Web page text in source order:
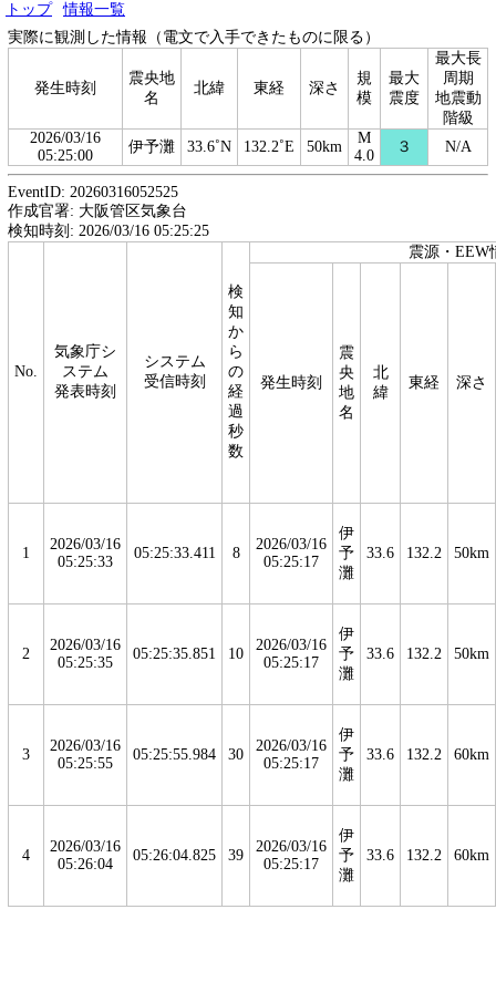
トップ
情報一覧
実際に観測した情報（電文で入手できたものに限る）
発生時刻
震央地
名
北緯 東経 深さ
規
模
最大
震度
最大長
周期
地震動
階級
2026/03/16
05:25:00
伊予灘 33.6˚N 132.2˚E 50km
M
4.0
３ N/A
EventID: 20260316052525
作成官署: 大阪管区気象台
検知時刻: 2026/03/16 05:25:25
No.
気象庁シ
ステム
発表時刻
システム
受信時刻
検
知
か
ら
の
経
過
秒
数
震源・EEW
発生時刻
震
央
地
名
北
緯
東経 深さ
1
2026/03/16
05:25:33
05:25:33.411 8
2026/03/16
05:25:17
伊
予
灘
33.6 132.2 50km
2
2026/03/16
05:25:35
05:25:35.851 10
2026/03/16
05:25:17
伊
予
灘
33.6 132.2 50km
3
2026/03/16
05:25:55
05:25:55.984 30
2026/03/16
05:25:17
伊
予
灘
33.6 132.2 60km
4
2026/03/16
05:26:04
05:26:04.825 39
2026/03/16
05:25:17
伊
予
灘
33.6 132.2 60km